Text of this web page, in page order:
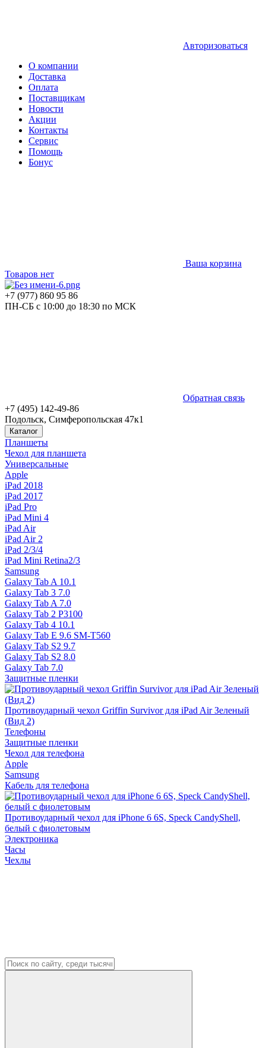
Авторизоваться
О компании
Доставка
Оплата
Поставщикам
Новости
Акции
Контакты
Сервис
Помощь
Бонус
Ваша корзина
Товаров нет
+7 (977) 860 95 86
ПН-СБ с 10:00 до 18:30 по МСК
Обратная связь
+7 (495) 142-49-86
Подольск, Симферопольская 47к1
Каталог
Планшеты
Чехол для планшета
Универсальные
Apple
iPad 2018
iPad 2017
iPad Pro
iPad Mini 4
iPad Air
iPad Air 2
iPad 2/3/4
iPad Mini Retina2/3
Samsung
Galaxy Tab A 10.1
Galaxy Tab 3 7.0
Galaxy Tab A 7.0
Galaxy Tab 2 P3100
Galaxy Tab 4 10.1
Galaxy Tab E 9.6 SM-T560
Galaxy Tab S2 9.7
Galaxy Tab S2 8.0
Galaxy Tab 7.0
Защитные пленки
Противоударный чехол Griffin Survivor для iPad Air Зеленый
(Вид 2)
Телефоны
Защитные пленки
Чехол для телефона
Apple
Samsung
Кабель для телефона
Противоударный чехол для iPhone 6 6S, Speck CandyShell,
белый с фиолетовым
Электроника
Часы
Чехлы